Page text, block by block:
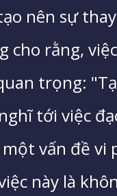
nên sự
cho rằng,
trọng:
tới việc
vấn đề vi
này là